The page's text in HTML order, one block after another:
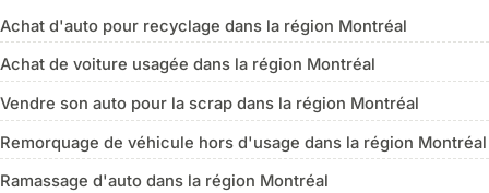
Achat d'auto pour recyclage dans la région Montréal
Achat de voiture usagée dans la région Montréal
Vendre son auto pour la scrap dans la région Montréal
Remorquage de véhicule hors d'usage dans la région Montréal
Ramassage d'auto dans la région Montréal